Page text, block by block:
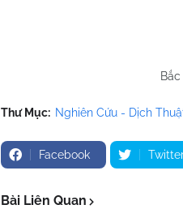
Thư Mục: Nghiên Cứu - Dịch
Facebook
Bài Liên Quan